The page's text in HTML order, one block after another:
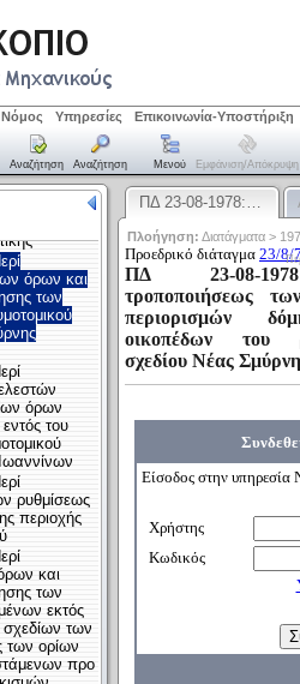
Νόμος Υπηρεσίες Επικοινωνία-Υποστήριξη
Αναζήτηση Αναζήτηση Μενού Εμφάνιση/απόκρυψη
ΠΔ 23-08-1978:…